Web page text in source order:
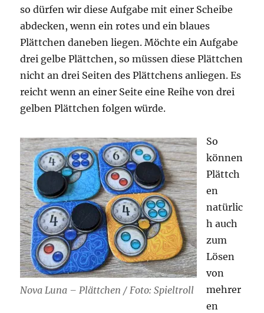
so dürfen wir diese Aufgabe mit einer Scheibe
abdecken, wenn ein rotes und ein blaues
Plättchen daneben liegen. Möchte ein Aufgabe
drei gelbe Plättchen, so müssen diese Plättchen
nicht an drei Seiten des Plättchens anliegen. Es
reicht wenn an einer Seite eine Reihe von drei
gelben Plättchen folgen würde.
Nova Luna – Plättchen / Foto: Spieltroll
So
können
Plättch
en
natürlic
h auch
zum
Lösen
von
mehrer
en